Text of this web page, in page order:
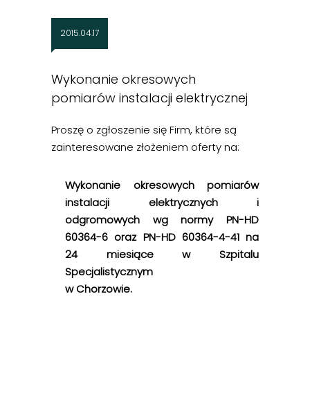
2015.04.17
Wykonanie okresowych
pomiarów instalacji elektrycznej
Proszę o zgłoszenie się Firm, które są
zainteresowane złożeniem oferty na:
Wykonanie okresowych pomiarów
instalacji elektrycznych i
odgromowych wg normy PN-HD
60364-6 oraz PN-HD 60364-4-41 na
24 miesiące w Szpitalu
Specjalistycznym
w Chorzowie.